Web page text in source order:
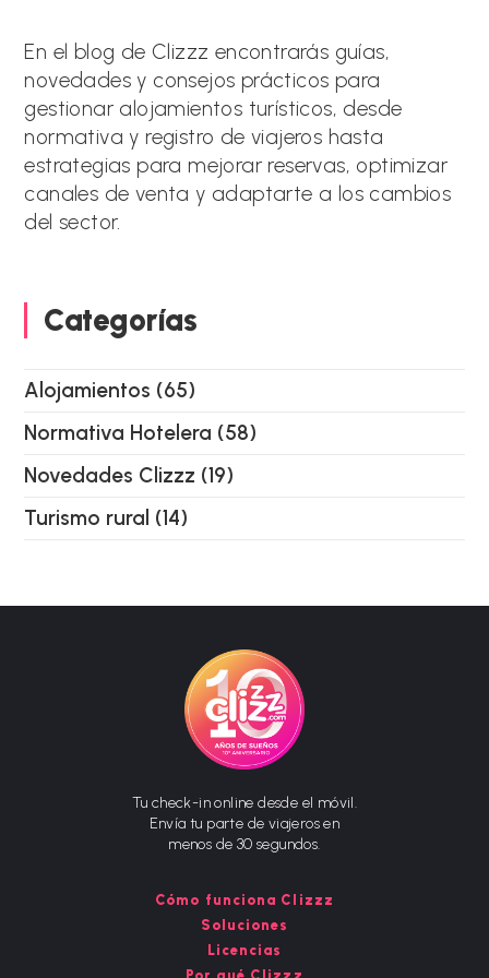
a
i
v
e
:
En el blog de Clizzz encontrarás guías,
novedades y consejos prácticos para
gestionar alojamientos turísticos, desde
normativa y registro de viajeros hasta
estrategias para mejorar reservas, optimizar
canales de venta y adaptarte a los cambios
del sector.
Categorías
Alojamientos (65)
Normativa Hotelera (58)
Novedades Clizzz (19)
Turismo rural (14)
Tu check-in online desde el móvil.
Envía tu parte de viajeros en
menos de 30 segundos.
Cómo funciona Clizzz
Soluciones
Licencias